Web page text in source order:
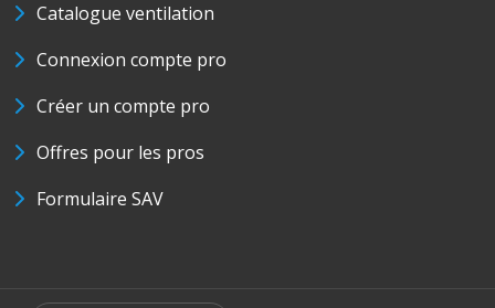
Catalogue ventilation
Connexion compte pro
Créer un compte pro
Offres pour les pros
Formulaire SAV